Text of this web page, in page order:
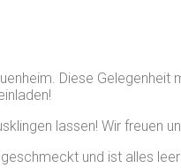
Diese Gelegenheit
lassen! Wir freuen
und ist alles